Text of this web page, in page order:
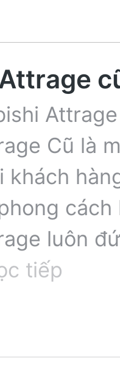
Cũ là
khách
luôn
tiếp